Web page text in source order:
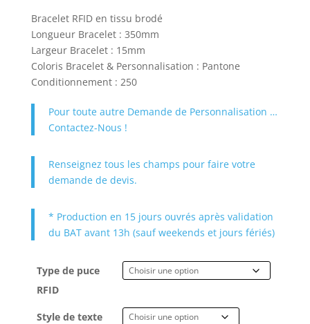
Bracelet RFID en tissu brodé
Longueur Bracelet : 350mm
Largeur Bracelet : 15mm
Coloris Bracelet & Personnalisation : Pantone
Conditionnement : 250
Pour toute autre Demande de Personnalisation …
Contactez-Nous !
Renseignez tous les champs pour faire votre
demande de devis.
* Production en 15 jours ouvrés après validation
du BAT avant 13h (sauf weekends et jours fériés)
Type de puce
RFID
Style de texte